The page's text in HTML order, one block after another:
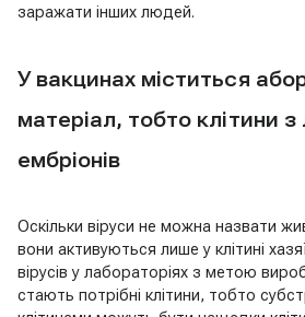
заражати інших людей.
У вакцинах міститься
матеріал, тобто клітини
ембріонів
Оскільки віруси не можна назвати
вони активуються лише у клітині
вірусів у лабораторіях з метою
стають потрібні клітини, тобто